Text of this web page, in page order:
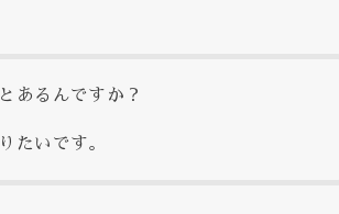
あるんですか？
たいです。